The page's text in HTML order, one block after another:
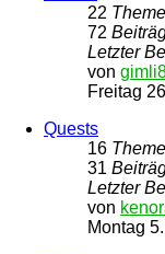
22
72
Letzter
von
Freitag
Quests
16
31
Letzter
von
Montag